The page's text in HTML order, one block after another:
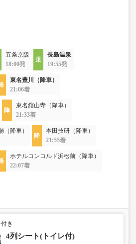
五条京阪
18:00発
長島温泉
19:55発
東名豊川（降車）
21:06着
東名舘山寺（降車）
21:33着
（降車）
本田技研（降車）
21:55着
ホテルコンコルド浜松前（降車）
22:07着
付き
4列シート(トイレ付)